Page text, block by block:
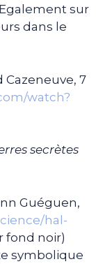
sur
dans le
Cazeneuve, 7
watch?
secrètes
Guéguen,
hal-
fond noir)
symbolique